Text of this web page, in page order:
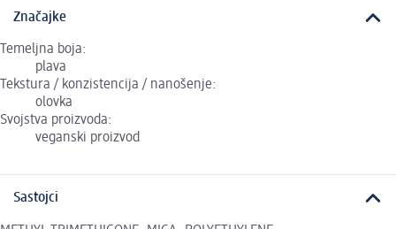
Značajke
Temeljna boja:
plava
Tekstura / konzistencija / nanošenje:
olovka
Svojstva proizvoda:
veganski proizvod
Sastojci